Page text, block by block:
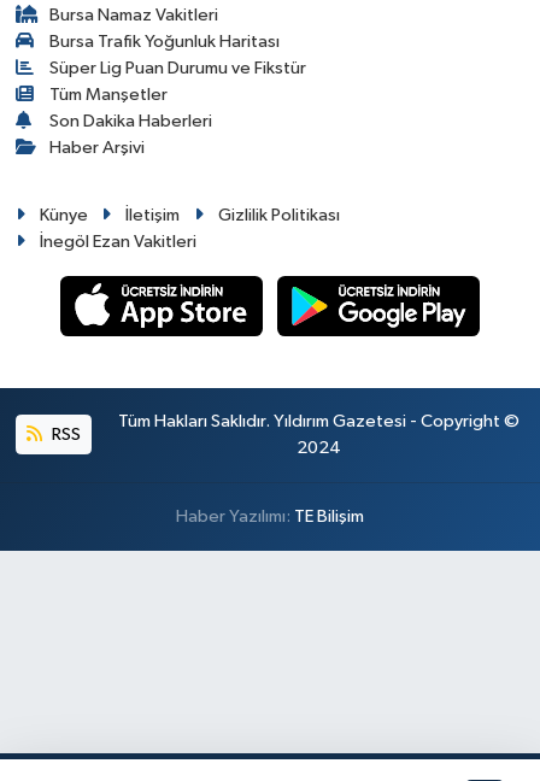
Bursa Namaz Vakitleri
Bursa Trafik Yoğunluk Haritası
Süper Lig Puan Durumu ve Fikstür
Tüm Manşetler
Son Dakika Haberleri
Haber Arşivi
Künye İletişim
Gizlilik Politikası
İnegöl Ezan Vakitleri
RSS
Tüm Hakları Saklıdır. Yıldırım Gazetesi - Copyright ©
2024
Haber Yazılımı: TE Bilişim